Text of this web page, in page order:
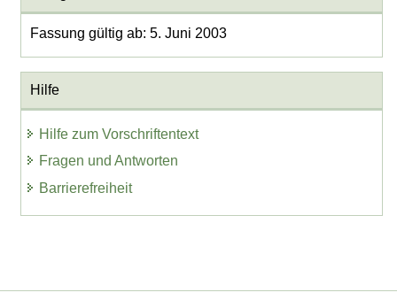
Fassung gültig ab: 5. Juni 2003
Hilfe
Hilfe zum Vorschriftentext
Fragen und Antworten
Barrierefreiheit